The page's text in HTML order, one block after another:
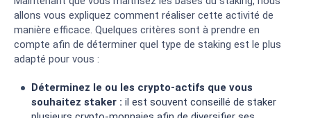
allons vous expliquez comment réaliser cette activité de
manière efficace. Quelques critères sont à prendre en
compte afin de déterminer quel type de staking est le plus
adapté pour vous :
Déterminez le ou les crypto-actifs que vous
souhaitez staker : il est souvent conseillé de staker